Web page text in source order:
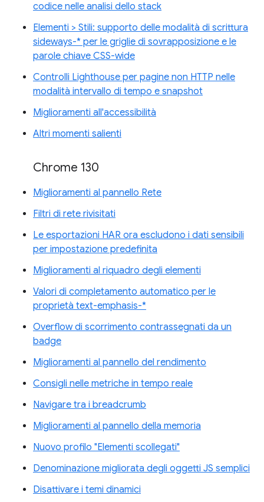
codice nelle analisi dello stack
Elementi > Stili: supporto delle modalità di scrittura
sideways-* per le griglie di sovrapposizione e le
parole chiave CSS-wide
Controlli Lighthouse per pagine non HTTP nelle
modalità intervallo di tempo e snapshot
Miglioramenti all'accessibilità
Altri momenti salienti
Chrome 130
Miglioramenti al pannello Rete
Filtri di rete rivisitati
Le esportazioni HAR ora escludono i dati sensibili
per impostazione predefinita
Miglioramenti al riquadro degli elementi
Valori di completamento automatico per le
proprietà text-emphasis-*
Overflow di scorrimento contrassegnati da un
badge
Miglioramenti al pannello del rendimento
Consigli nelle metriche in tempo reale
Navigare tra i breadcrumb
Miglioramenti al pannello della memoria
Nuovo profilo "Elementi scollegati"
Denominazione migliorata degli oggetti JS semplici
Disattivare i temi dinamici